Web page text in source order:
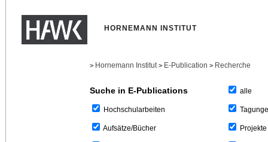
HORNEMANN INSTITUT
> Hornemann Institut > E-Publication > Recherche
Suche in E-Publications
Hochschularbeiten
Aufsätze/Bücher
alle
Projekte